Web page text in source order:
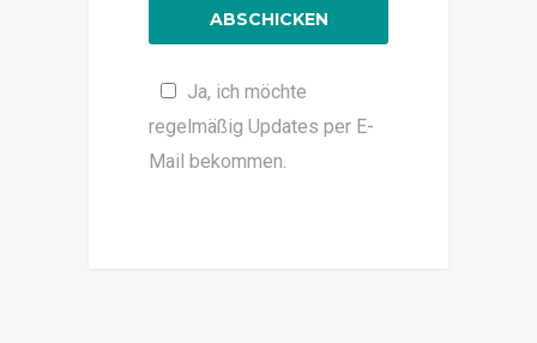
Ja, ich möchte
regelmäßig Updates per E-
Mail bekommen.